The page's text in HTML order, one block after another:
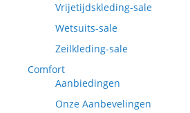
Vrijetijdskleding-sale
Wetsuits-sale
Zeilkleding-sale
Comfort
Aanbiedingen
Onze Aanbevelingen